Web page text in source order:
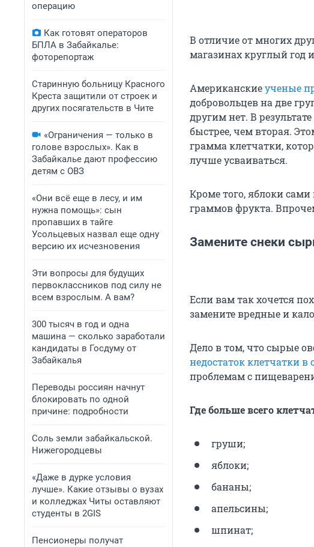
операцию
Как готовят операторов
БПЛА в Забайкалье:
фоторепортаж
Старинную больницу Красного
Креста защитили от строек и
других посягательств в Чите
«Ограничения — только в
голове взрослых». Как в
Забайкалье дают профессию
детям с ОВЗ
«Они всё еще в лесу, и им
нужна помощь»: сын
пропавших в тайге
Усольцевых назвал еще одну
версию их исчезновения
Эти вопросы для будущих
первоклассников под силу не
всем взрослым. А вам?
300 тысяч в год и одна
машина — сколько заработали
кандидаты в Госдуму от
Забайкалья
Переводы россиян начнут
блокировать по одной
причине: подробности
Соль земли забайкальской.
Нижегородцевы
«Даже в дурке условия
лучше». Какие отзывы о вузах
и колледжах Читы оставляют
студенты в 2GIS
Пенсионеры получат
В отличие от многих
магазинах круглый год
Американскиеученые
добровольцев на две
другим нет. В
быстрее, чем вторая.
грамма клетчатки,
лучше усваиваться.
Кроме того, яблоки
граммов фрукта.
Замените снеки
Если вам так хочется
замените вредные и
Дело в том, что сырые
недостаток клетчатки в
проблемам с
Где больше всего
груши;
яблоки;
бананы;
апельсины;
шпинат;